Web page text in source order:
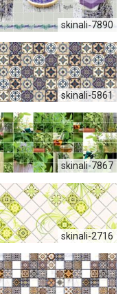
skinali-7890
skinali-5861
skinali-7867
skinali-2716